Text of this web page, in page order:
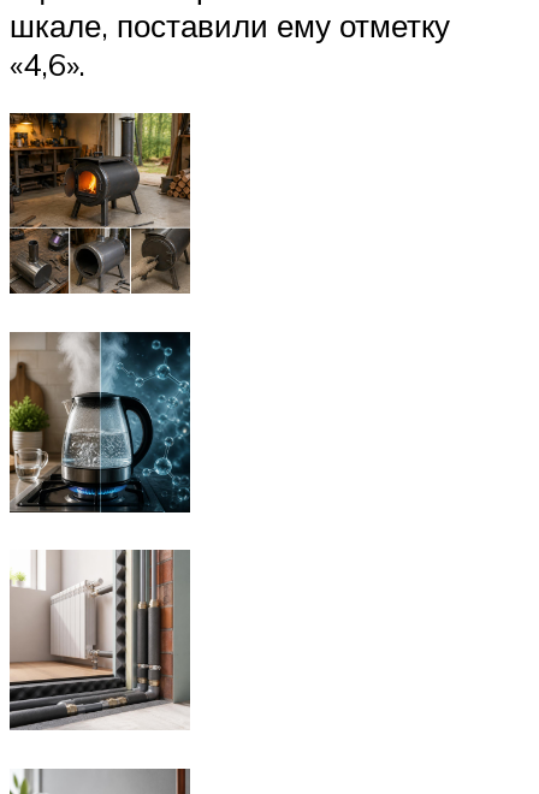
шкале, поставили ему отметку
«4,6».